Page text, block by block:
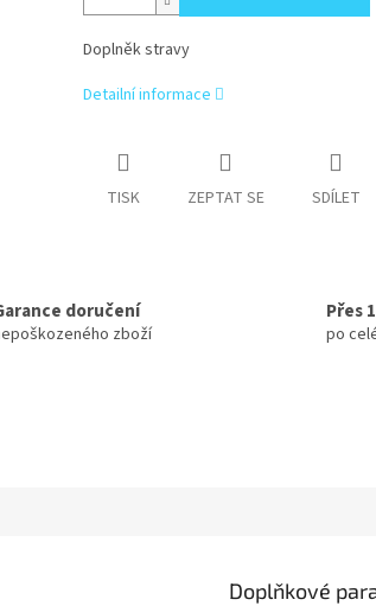
Doplněk stravy
Detailní informace
TISK ZEPTAT SE SDÍLET
doručení
zboží
Přes
po
Doplňkové